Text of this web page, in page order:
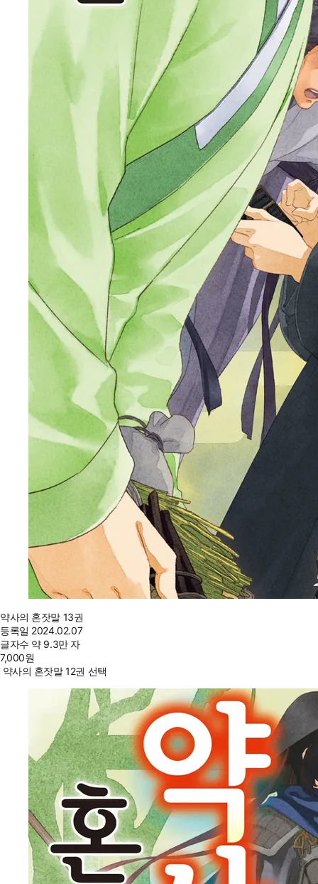
약사의 혼잣말 13권
등록일 2024.02.07
글자수 약 9.3만 자
7,000원
약사의 혼잣말 12권 선택